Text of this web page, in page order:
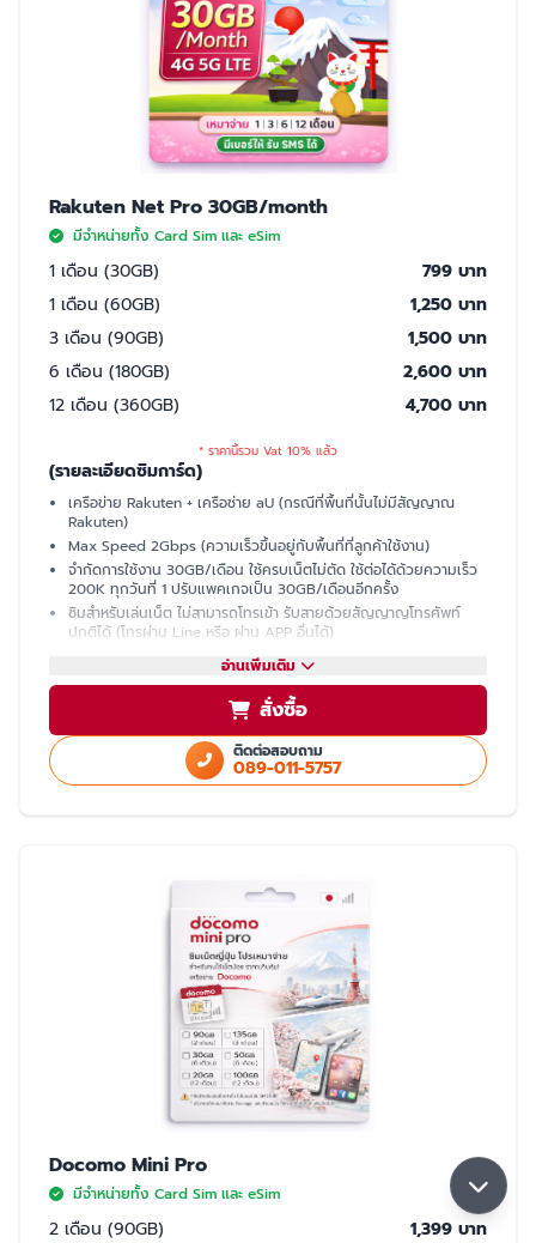
Rakuten Net Pro 30GB/month
มีจำหน่ายทั้ง Card Sim และ eSim
1 เดือน (30GB)
799 บาท
1 เดือน (60GB)
1,250 บาท
3 เดือน (90GB)
1,500 บาท
6 เดือน (180GB)
2,600 บาท
12 เดือน (360GB)
4,700 บาท
* ราคานี้รวม Vat 10% แล้ว
(รายละเอียดซิมการ์ด)
เครือข่าย Rakuten + เครือช่าย aU (กรณีที่พื้นที่นั้นไม่มีสัญญาณ
Rakuten)
Max Speed 2Gbps (ความเร็วขึ้นอยู่กับพื้นที่ที่ลูกค้าใช้งาน)
จำกัดการใช้งาน 30GB/เดือน ใช้ครบเน็ตไม่ตัด ใช้ต่อได้ด้วยความเร็ว
200K ทุกวันที่ 1 ปรับแพคเกจเป็น 30GB/เดือนอีกครั้ง
ซิมสำหรับเล่นเน็ต ไม่สามารถโทรเข้า รับสายด้วยสัญญาญโทรศัพท์
ปกติได้ (โทรผ่าน Line หรือ ผ่าน APP อื่นได้)
มีเบอร์ให้ รับ SMS ได้ (ใช้ซื้อบัตรคอนเสิร์ต, ซื้อของออนไลน์, เปิดบัญชี
แชร์ฮอตสปอต (Hotspot)ไม่ได้
ใช้สำเนา Passport หรือ สำเนาบัตรประชาชนในการสั่งซื้อ
ใช้ได้เฉพาะในประเทศญี่ปุ่นเท่านั้น
มี 2 แบบให้เลือก ซิมปกติ และ eSim
5GB หากใช้ครบ 5GB ความเร็วจะลดลงเหลือ 200K จนกว่าลูกค้าจะย้ายพื้นที่ที่มี
สัญญาน Rakuten ความเร็วจะกลับมาปกติ 30GB/เดือน
อ่านเพิ่มเติม
สั่งซื้อ
ติดต่อสอบถาม
089-011-5757
Docomo Mini Pro
มีจำหน่ายทั้ง Card Sim และ eSim
2 เดือน (90GB) 1,399 บาท